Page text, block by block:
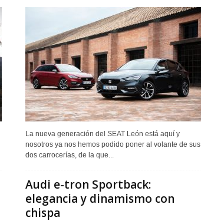
La nueva generación del SEAT León está aquí y
nosotros ya nos hemos podido poner al volante de sus
dos carrocerías, de la que...
Audi e-tron Sportback:
elegancia y dinamismo con
chispa